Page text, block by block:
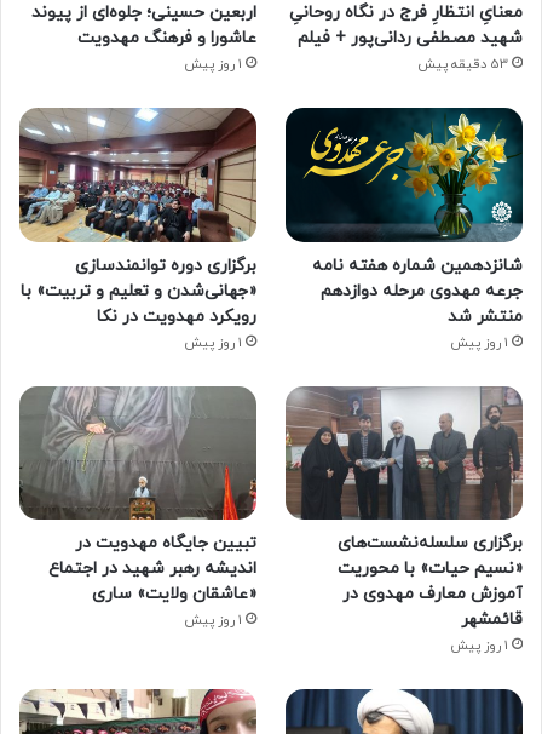
معنایِ انتظارِ فرج در نگاه روحانیِ
شهید مصطفی ردانی‌پور + فیلم
53 دقیقه پیش
اربعین حسینی؛ جلوه‌ای از پیوند
عاشورا و فرهنگ مهدویت
1 روز پیش
شانزدهمین شماره هفته‌ نامه
جرعه مهدوی مرحله دوازدهم
منتشر شد
1 روز پیش
برگزاری دوره توانمندسازی
«جهانی‌شدن و تعلیم و تربیت» با
رویکرد مهدویت در نکا
1 روز پیش
برگزاری سلسله‌نشست‌های
«نسیم حیات» با محوریت
آموزش معارف مهدوی در
قائمشهر
1 روز پیش
تبیین جایگاه مهدویت در
اندیشه رهبر شهید در اجتماع
«عاشقان ولایت» ساری
1 روز پیش